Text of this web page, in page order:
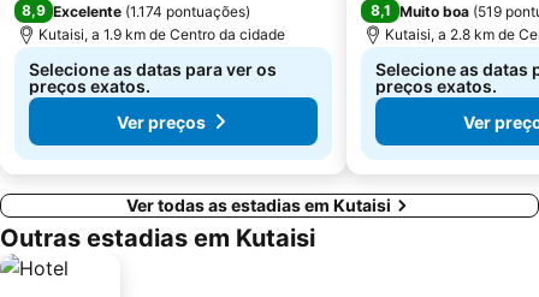
8,9 Excelente (1.174 pontuações)
Kutaisi, a 1.9 km de Centro da cidade
Selecione as datas para ver os
preços exatos.
Ver preços
8,1 Muito boa (519
Kutaisi, a 2.8 km de
Selecione as datas
preços exatos.
Ver
Ver todas as estadias em Kutaisi
Outras estadias em Kutaisi